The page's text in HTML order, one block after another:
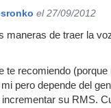
el 27/09/2012
maneras de traer la
te recomiendo (porque
pero depende del
su RMS.